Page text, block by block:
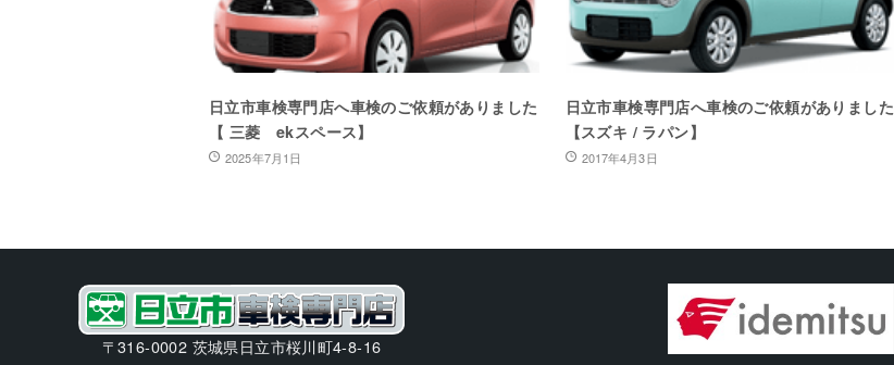
日立市車検専門店へ車検のご依頼がありました
【 三菱 ekスペース】
2025年7月1日
日立市車検専門店へ車検のご依頼がありました
【スズキ / ラパン】
2017年4月3日
〒316-0002 茨城県日立市桜川町4-8-16